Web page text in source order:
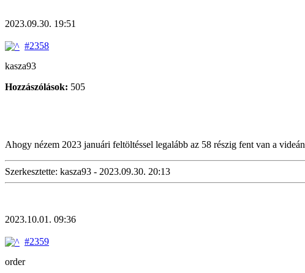
2023.09.30. 19:51
#2358
kasza93
Hozzászólások: 505
Ahogy nézem 2023 januári feltöltéssel legalább az 58 részig fent van a videán
Szerkesztette: kasza93 - 2023.09.30. 20:13
2023.10.01. 09:36
#2359
order